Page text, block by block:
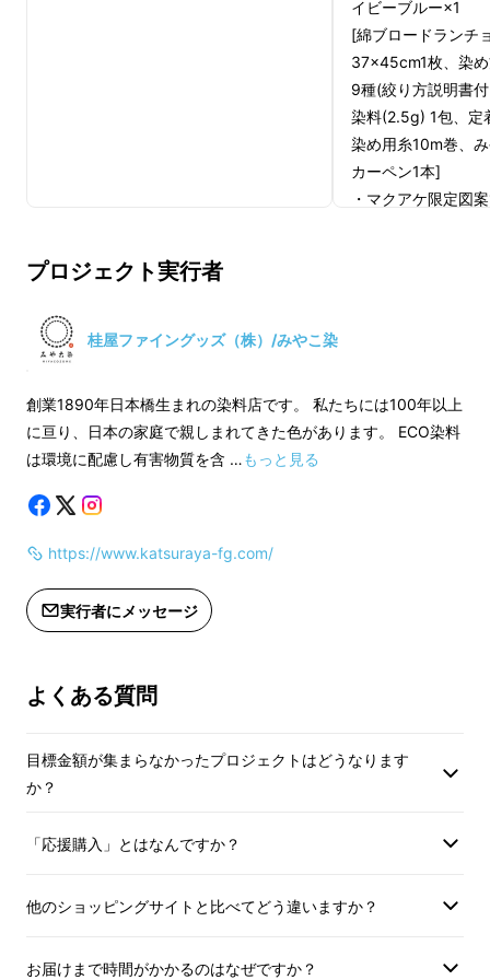
その中で、ろうけつ染めは溶かしたろうで布に
模様を描き、染料で色をつけることで、防染し
たろうのヒビや重なりで模様を表現できる技法
制作工程
イビーブルー×1
[綿ブロードランチ
37×45cm1枚、染
9種(絞り方説明書
染料(2.5g) 1包、定
染め用糸10m巻、
カーペン1本]
・マクアケ限定図
途ご用意下さい。
縫い針はキットに
プロジェクト実行者
桂屋ファイングッズ（株）/みやこ染
創業1890年日本橋生まれの染料店です。 私たちには100年以上
に亘り、日本の家庭で親しまれてきた色があります。 ECO染料
は環境に配慮し有害物質を含 …もっと見る
https://www.katsuraya-fg.com/
実行者にメッセージ
よくある質問
目標金額が集まらなかったプロジェクトはどうなります
か？
「応援購入」とはなんですか？
他のショッピングサイトと比べてどう違いますか？
お届けまで時間がかかるのはなぜですか？